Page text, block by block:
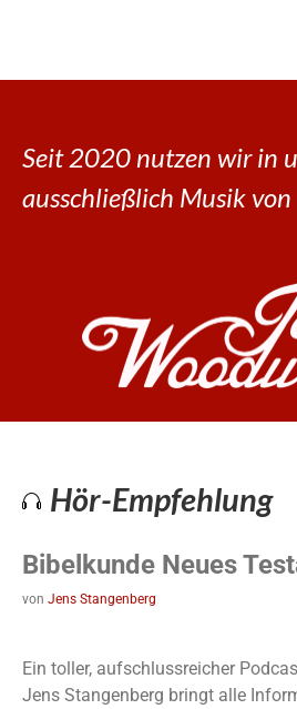
Seit 2020 nutzen wir in
ausschließlich Musik von
Hör-Empfehlung
Bibelkunde Neues
von Jens Stangenberg
Ein toller, aufschlussreicher
Jens Stangenberg bringt alle